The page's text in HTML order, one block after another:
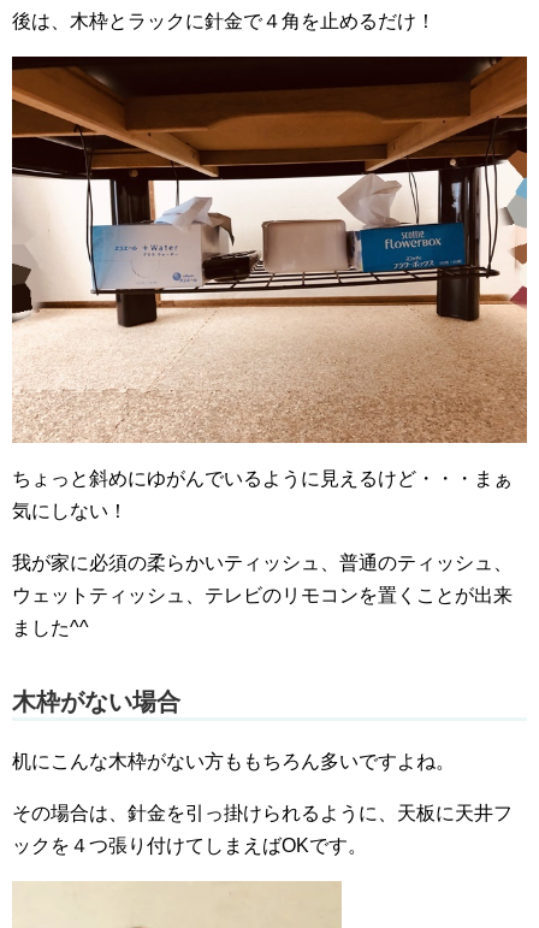
後は、木枠とラックに針金で４角を止めるだけ！
ちょっと斜めにゆがんでいるように見えるけど・・・まぁ
気にしない！
我が家に必須の柔らかいティッシュ、普通のティッシュ、
ウェットティッシュ、テレビのリモコンを置くことが出来
ました^^
木枠がない場合
机にこんな木枠がない方ももちろん多いですよね。
その場合は、針金を引っ掛けられるように、天板に天井フ
ックを４つ張り付けてしまえばOKです。